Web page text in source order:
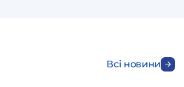
Всі новини